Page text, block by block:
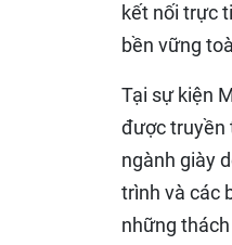
kết nối trực
bền vững
Tại sự kiện
được truyền
ngành giày
trình và các
những